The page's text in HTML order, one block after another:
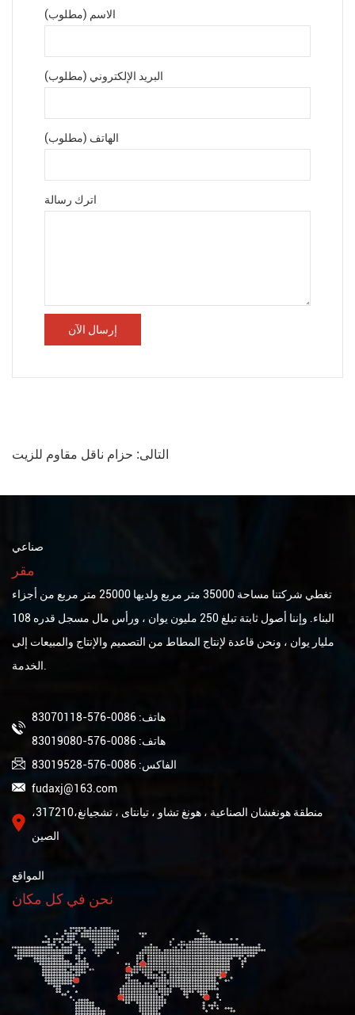
الاسم (مطلوب)
البريد الإلكتروني (مطلوب)
الهاتف (مطلوب)
اترك رسالة
التالى: حزام ناقل مقاوم للزيت
صناعي
مقر
تغطي شركتنا مساحة 35000 متر مربع ولديها 25000 متر مربع من أجزاء
البناء. وإننا أصول ثابتة تبلغ 250 مليون يوان ، ورأس مال مسجل قدره 108
مليار يوان ، ونحن قاعدة لإنتاج المطاط من التصميم والإنتاج والمبيعات إلى
الخدمة.
هاتف: 0086-576-83070118
هاتف: 0086-576-83019080
الفاكس: 0086-576-83019528
fudaxj@163.com
منطقة هونغشان الصناعية ، هونغ تشاو ، تيانتاى ، تشجيانغ،317210،
الصين
المواقع
نحن في كل مكان